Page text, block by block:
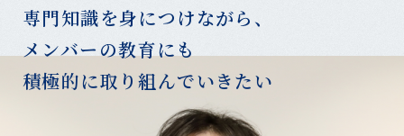
専門知識を身につけながら、
メンバーの教育にも
積極的に取り組んでいきたい